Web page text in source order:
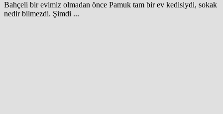
Bahçeli bir evimiz olmadan önce Pamuk tam bir ev kedisiydi, sokak
nedir bilmezdi. Şimdi ...